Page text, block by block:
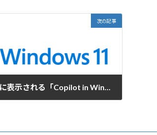
次の記事
タスクバーに表示される「Copilot in Windows」を表示しないようにする